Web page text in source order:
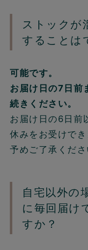
ストックが
することは
可能です。
お届け日の7日前
続きください。
お届け日の6日前
休みをお受けでき
予めご了承くださ
自宅以外の
に毎回届け
すか？